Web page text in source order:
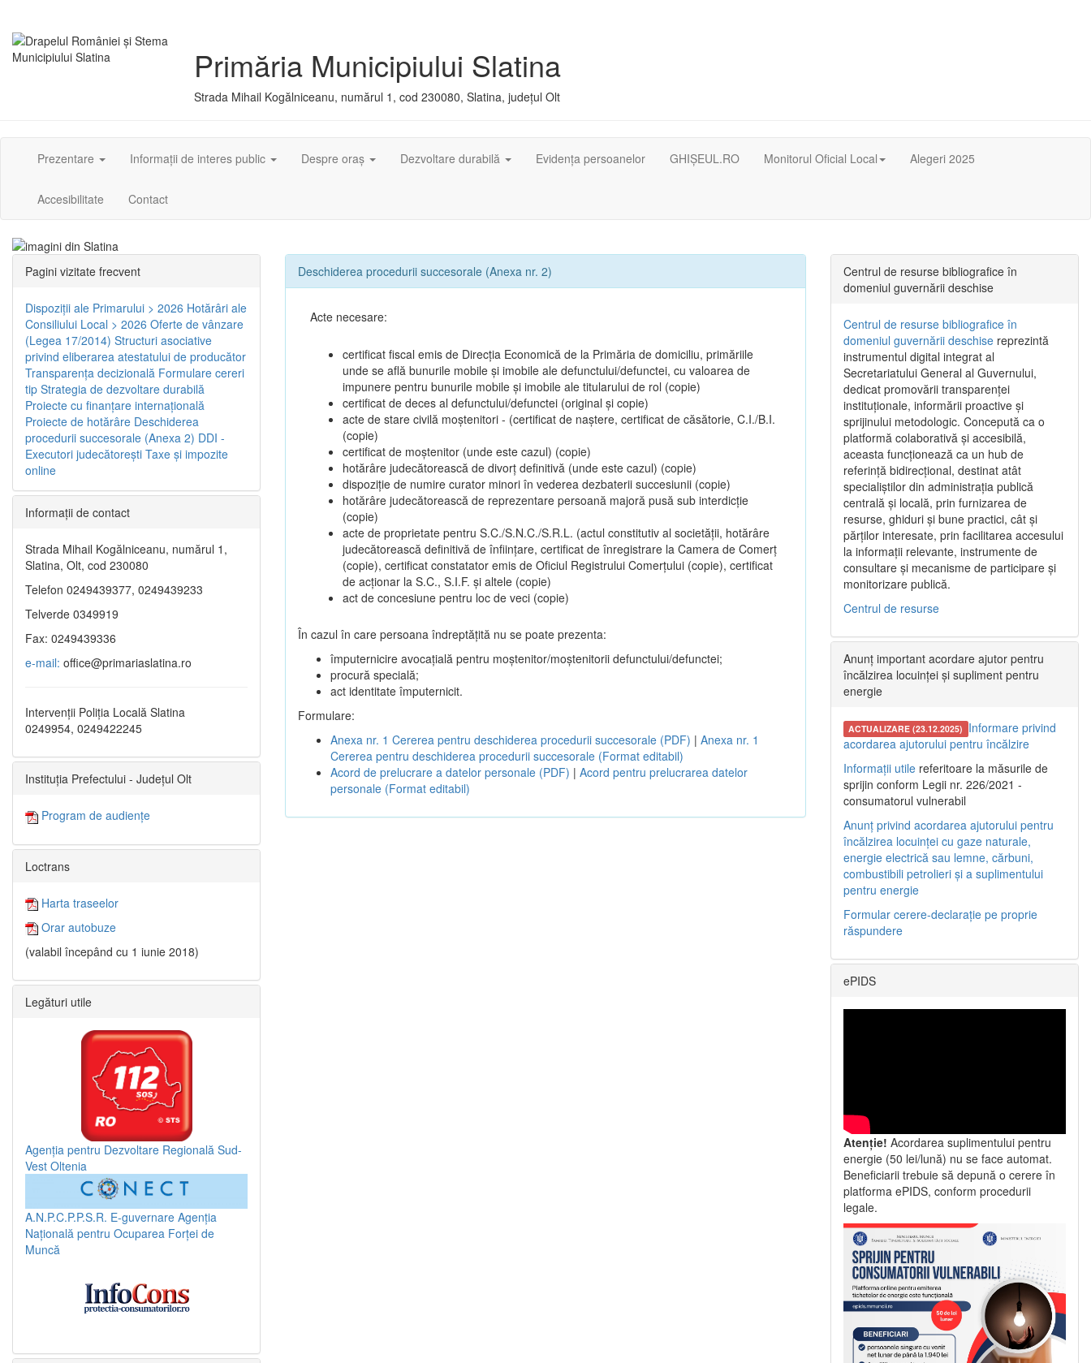
Primăria Municipiului Slatina
Strada Mihail Kogălniceanu, numărul 1, cod 230080, Slatina, județul Olt
Prezentare Informații de interes public Despre oraș Dezvoltare durabilă Evidența persoanelor GHIȘEUL.RO Monitorul Oficial Local Alegeri 2025
Accesibilitate Contact
Deschiderea procedurii succesorale (Anexa nr. 2)
Acte necesare:
certificat fiscal emis de Direcția Economică de la Primăria de domiciliu, primăriile
unde se află bunurile mobile și imobile ale defunctului/defunctei, cu valoarea de
impunere pentru bunurile mobile și imobile ale titularului de rol (copie)
certificat de deces al defunctului/defunctei (original și copie)
acte de stare civilă moștenitori - (certificat de naștere, certificat de căsătorie, C.I./B.I.
(copie)
certificat de moștenitor (unde este cazul) (copie)
hotărâre judecătorească de divorț definitivă (unde este cazul) (copie)
dispoziție de numire curator minori în vederea dezbaterii succesiunii (copie)
hotărâre judecătorească de reprezentare persoană majoră pusă sub interdicție
(copie)
acte de proprietate pentru S.C./S.N.C./S.R.L. (actul constitutiv al societății, hotărâre
judecătorească definitivă de înființare, certificat de înregistrare la Camera de Comerț
(copie), certificat constatator emis de Oficiul Registrului Comerțului (copie), certificat
de acționar la S.C., S.I.F. și altele (copie)
act de concesiune pentru loc de veci (copie)
În cazul în care persoana îndreptățită nu se poate prezenta:
împuternicire avocațială pentru moștenitor/moștenitorii defunctului/defunctei;
procură specială;
act identitate împuternicit.
Formulare:
Anexa nr. 1 Cererea pentru deschiderea procedurii succesorale (PDF) | Anexa nr. 1
Cererea pentru deschiderea procedurii succesorale (Format editabil)
Acord de prelucrare a datelor personale (PDF) | Acord pentru prelucrarea datelor
personale (Format editabil)
Pagini vizitate frecvent
Dispoziţii ale Primarului > 2026 Hotărâri ale
Consiliului Local > 2026 Oferte de vânzare
(Legea 17/2014) Structuri asociative
privind eliberarea atestatului de producător
Transparenţa decizională Formulare cereri
tip Strategia de dezvoltare durabilă
Proiecte cu finanţare internaţională
Proiecte de hotărâre Deschiderea
procedurii succesorale (Anexa 2) DDI -
Executori judecătorești Taxe şi impozite
online
Informaţii de contact
Strada Mihail Kogălniceanu, numărul 1,
Slatina, Olt, cod 230080
Telefon 0249439377, 0249439233
Telverde 0349919
Fax: 0249439336
e-mail: office@primariaslatina.ro
Intervenții Poliția Locală Slatina
0249954, 0249422245
Instituția Prefectului - Județul Olt
Program de audiențe
Loctrans
Harta traseelor
Orar autobuze
(valabil începând cu 1 iunie 2018)
Legături utile
Agenția pentru Dezvoltare Regională Sud-
Vest Oltenia
A.N.P.C.P.P.S.R. E-guvernare Agenția
Națională pentru Ocuparea Forței de
Muncă
Centrul de resurse bibliografice în
domeniul guvernării deschise
Centrul de resurse bibliografice în
domeniul guvernării deschise reprezintă
instrumentul digital integrat al
Secretariatului General al Guvernului,
dedicat promovării transparenței
instituționale, informării proactive și
sprijinului metodologic. Concepută ca o
platformă colaborativă și accesibilă,
aceasta funcționează ca un hub de
referință bidirecțional, destinat atât
specialiștilor din administrația publică
centrală și locală, prin furnizarea de
resurse, ghiduri și bune practici, cât și
părților interesate, prin facilitarea accesului
la informații relevante, instrumente de
consultare și mecanisme de participare și
monitorizare publică.
Centrul de resurse
Anunț important acordare ajutor pentru
încălzirea locuinței și supliment pentru
energie
ACTUALIZARE (23.12.2025) Informare privind
acordarea ajutorului pentru încălzire
Informații utile referitoare la măsurile de
sprijin conform Legii nr. 226/2021 -
consumatorul vulnerabil
Anunț privind acordarea ajutorului pentru
încălzirea locuinței cu gaze naturale,
energie electrică sau lemne, cărbuni,
combustibili petrolieri și a suplimentului
pentru energie
Formular cerere-declarație pe proprie
răspundere
ePIDS
Atenție! Acordarea suplimentului pentru
energie (50 lei/lună) nu se face automat.
Beneficiarii trebuie să depună o cerere în
platforma ePIDS, conform procedurii
legale.